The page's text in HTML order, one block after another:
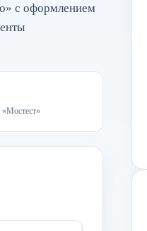
с оформлением
«Мостест»